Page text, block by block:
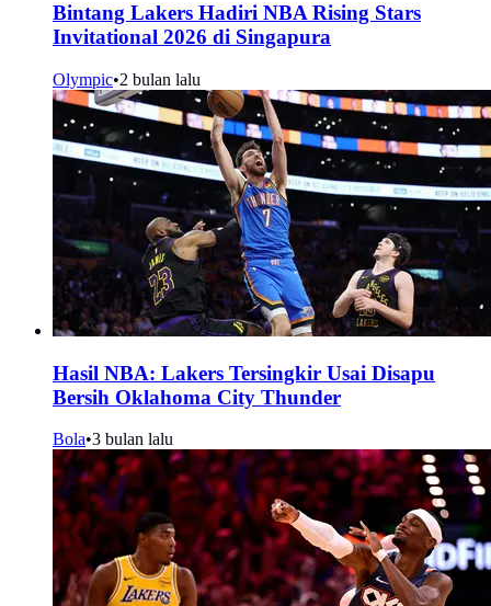
Bintang Lakers Hadiri NBA Rising Stars
Invitational 2026 di Singapura
Olympic•2 bulan lalu
Hasil NBA: Lakers Tersingkir Usai Disapu
Bersih Oklahoma City Thunder
Bola•3 bulan lalu